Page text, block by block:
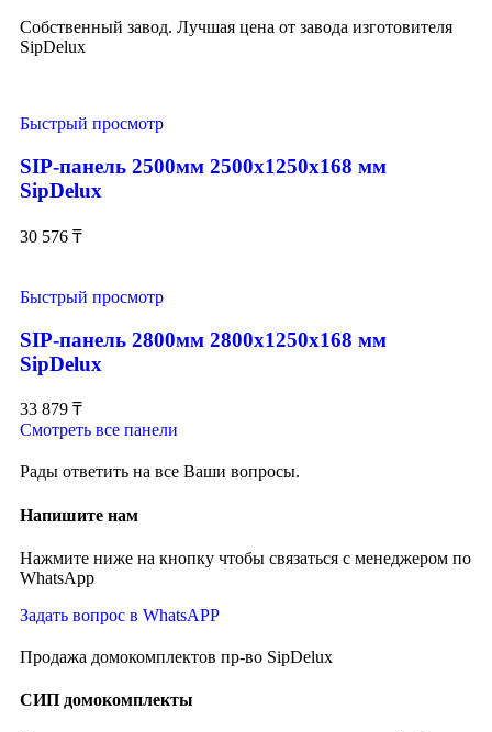
Собственный завод. Лучшая цена от завода изготовителя
SipDelux
Быстрый просмотр
SIP-панель 2500мм 2500x1250x168 мм
SipDelux
30 576 ₸
Быстрый просмотр
SIP-панель 2800мм 2800x1250x168 мм
SipDelux
33 879 ₸
Смотреть все панели
Рады ответить на все Ваши вопросы.
Напишите нам
Нажмите ниже на кнопку чтобы связаться с менеджером по
WhatsApp
Задать вопрос в WhatsAPP
Продажа домокомплектов пр-во SipDelux
СИП домокомплекты